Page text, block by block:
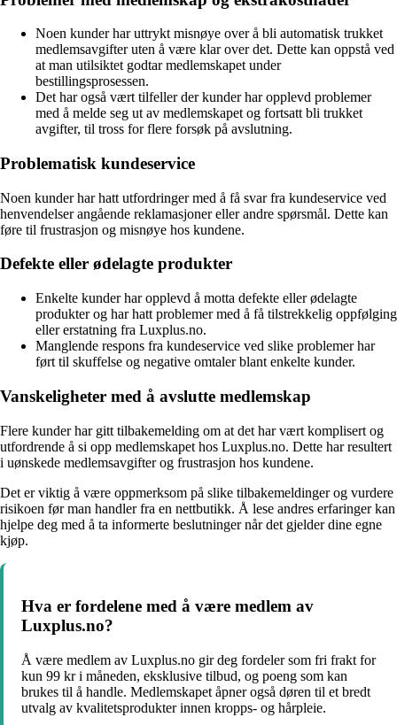
Noen kunder har uttrykt misnøye over å bli automatisk trukket
medlemsavgifter uten å være klar over det. Dette kan oppstå ved
at man utilsiktet godtar medlemskapet under
bestillingsprosessen.
Det har også vært tilfeller der kunder har opplevd problemer
med å melde seg ut av medlemskapet og fortsatt bli trukket
avgifter, til tross for flere forsøk på avslutning.
Problematisk kundeservice
Noen kunder har hatt utfordringer med å få svar fra kundeservice ved
henvendelser angående reklamasjoner eller andre spørsmål. Dette kan
føre til frustrasjon og misnøye hos kundene.
Defekte eller ødelagte produkter
Enkelte kunder har opplevd å motta defekte eller ødelagte
produkter og har hatt problemer med å få tilstrekkelig oppfølging
eller erstatning fra Luxplus.no.
Manglende respons fra kundeservice ved slike problemer har
ført til skuffelse og negative omtaler blant enkelte kunder.
Vanskeligheter med å avslutte medlemskap
Flere kunder har gitt tilbakemelding om at det har vært komplisert og
utfordrende å si opp medlemskapet hos Luxplus.no. Dette har resultert
i uønskede medlemsavgifter og frustrasjon hos kundene.
Det er viktig å være oppmerksom på slike tilbakemeldinger og vurdere
risikoen før man handler fra en nettbutikk. Å lese andres erfaringer kan
hjelpe deg med å ta informerte beslutninger når det gjelder dine egne
kjøp.
Hva er fordelene med å være medlem av
Luxplus.no?
Å være medlem av Luxplus.no gir deg fordeler som fri frakt for
kun 99 kr i måneden, eksklusive tilbud, og poeng som kan
brukes til å handle. Medlemskapet åpner også døren til et bredt
utvalg av kvalitetsprodukter innen kropps- og hårpleie.